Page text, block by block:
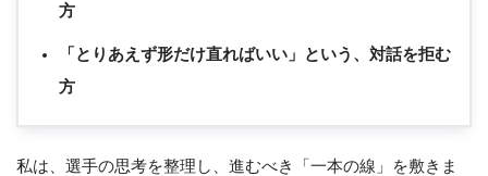
方
「とりあえず形だけ直ればいい」という、対話を拒む
方
私は、選手の思考を整理し、進むべき「一本の線」を敷きま